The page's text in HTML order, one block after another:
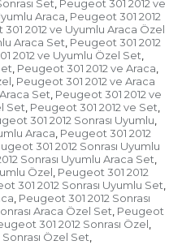
Set, Peugeot 301 2012 ve
Araca, Peugeot 301 2012
2012 ve Uyumlu Araca Özel
Araca Set, Peugeot 301 2012
2012 ve Uyumlu Özel Set,
, Peugeot 301 2012 ve Araca,
, Peugeot 301 2012 ve Araca
Set, Peugeot 301 2012 ve
Set, Peugeot 301 2012 ve Set,
301 2012 Sonrası Uyumlu,
Araca, Peugeot 301 2012
301 2012 Sonrası Uyumlu
Sonrası Uyumlu Araca Set,
Özel, Peugeot 301 2012
301 2012 Sonrası Uyumlu Set,
, Peugeot 301 2012 Sonrası
Araca Özel Set, Peugeot
301 2012 Sonrası Özel,
Özel Set,